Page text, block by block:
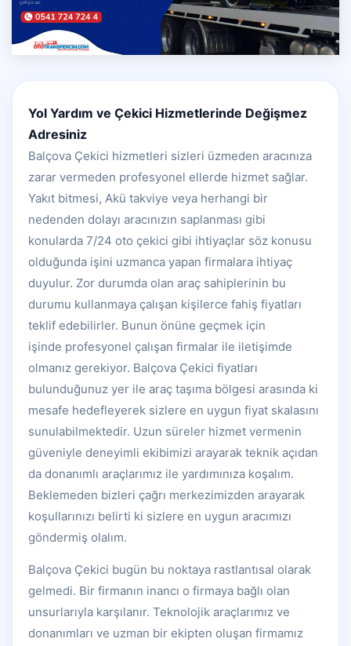
Yol Yardım ve Çekici Hizmetlerinde Değişmez
Adresiniz
Balçova Çekici hizmetleri sizleri üzmeden aracınıza
zarar vermeden profesyonel ellerde hizmet sağlar.
Yakıt bitmesi, Akü takviye veya herhangi bir
nedenden dolayı aracınızın saplanması gibi
konularda 7/24 oto çekici gibi ihtiyaçlar söz konusu
olduğunda işini uzmanca yapan firmalara ihtiyaç
duyulur. Zor durumda olan araç sahiplerinin bu
durumu kullanmaya çalışan kişilerce fahiş fiyatları
teklif edebilirler. Bunun önüne geçmek için
işinde profesyonel çalışan firmalar ile iletişimde
olmanız gerekiyor. Balçova Çekici fiyatları
bulunduğunuz yer ile araç taşıma bölgesi arasında ki
mesafe hedefleyerek sizlere en uygun fiyat skalasını
sunulabilmektedir. Uzun süreler hizmet vermenin
güveniyle deneyimli ekibimizi arayarak teknik açıdan
da donanımlı araçlarımız ile yardımınıza koşalım.
Beklemeden bizleri çağrı merkezimizden arayarak
koşullarınızı belirti ki sizlere en uygun aracımızı
göndermiş olalım.
Balçova Çekici bugün bu noktaya rastlantısal olarak
gelmedi. Bir firmanın inancı o firmaya bağlı olan
unsurlarıyla karşılanır. Teknolojik araçlarımız ve
donanımları ve uzman bir ekipten oluşan firmamız